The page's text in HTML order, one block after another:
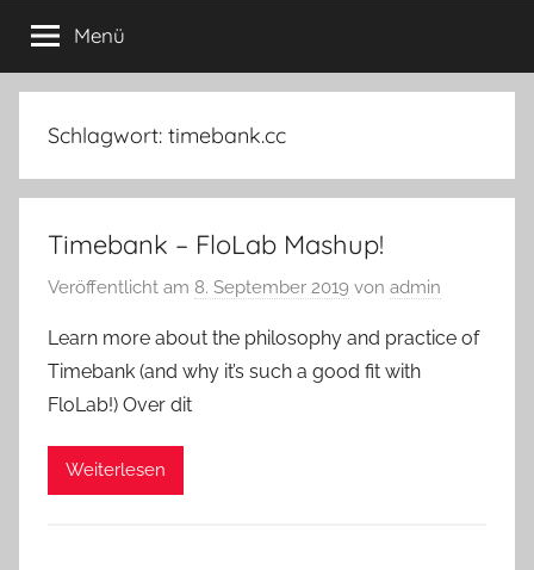
Menü
Schlagwort: timebank.cc
Timebank – FloLab Mashup!
Veröffentlicht am 8. September 2019 von admin
Learn more about the philosophy and practice of
Timebank (and why it’s such a good fit with
FloLab!) Over dit
Weiterlesen